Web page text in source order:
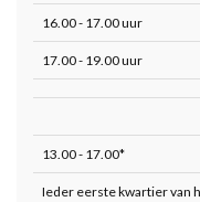
16.00 - 17.00 uur
17.00 - 19.00 uur
13.00 - 17.00*
Ieder eerste kwartier van